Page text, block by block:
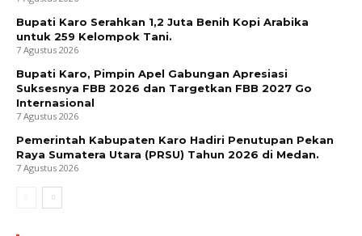
Bupati Karo Serahkan 1,2 Juta Benih Kopi Arabika
untuk 259 Kelompok Tani.
7 Agustus 2026
Bupati Karo, Pimpin Apel Gabungan Apresiasi
Suksesnya FBB 2026 dan Targetkan FBB 2027 Go
Internasional
7 Agustus 2026
Pemerintah Kabupaten Karo Hadiri Penutupan Pekan
Raya Sumatera Utara (PRSU) Tahun 2026 di Medan.
7 Agustus 2026